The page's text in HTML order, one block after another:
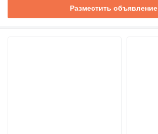
Разместить объявление